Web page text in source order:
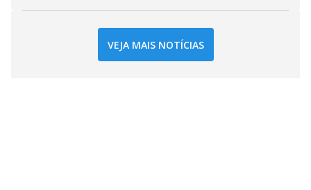
VEJA MAIS NOTÍCIAS